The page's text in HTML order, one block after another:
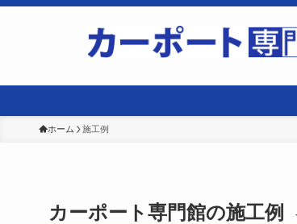
ホーム 施工例
カーポート専門館の施工例